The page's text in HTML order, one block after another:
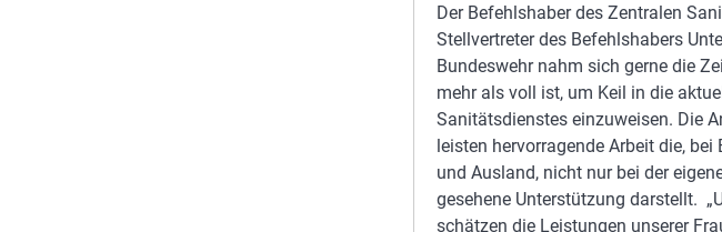
Der Befehlshaber des Zentralen
Stellvertreter des Befehlshabers
Bundeswehr nahm sich gerne die
mehr als voll ist, um Keil in die
Sanitätsdienstes einzuweisen. Die
leisten hervorragende Arbeit die,
und Ausland, nicht nur bei der
gesehene Unterstützung darstellt.
schätzen die Leistungen unserer